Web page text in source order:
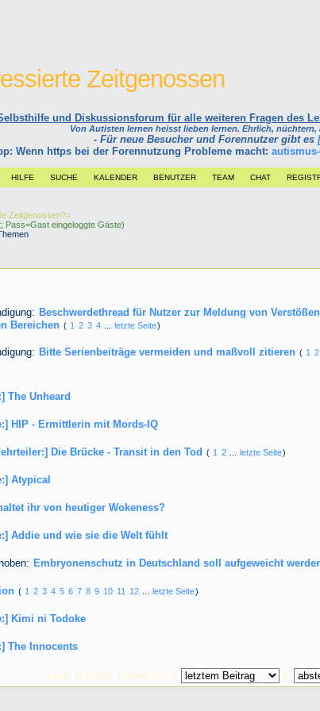
Zeitgenossen
und Diskussionsforum für alle weiteren Fragen des
Von Autisten lernen heisst lieben lernen. Ehrlich,
- Für neue Besucher und Forennutzer gibt es
Wenn https bei der Forennutzung Probleme macht:
HILFE SUCHE KALENDER BENUTZER TEAM CHAT
Zeitgenossen?=
Pass=Gast eingeloggte Gäste)
Beschwerdethread für Nutzer zur Meldung von
Bereichen ( 1 2 3 4 letzte Seite)
Bitte Serienbeiträge vermeiden und maßvoll zitieren ( 1 2
The Unheard
HIP - Ermittlerin mit Mords-IQ
Die Brücke - Transit in den Tod ( 1 2 letzte Seite)
Atypical
ihr von heutiger Wokeness?
Addie und wie sie die Welt fühlt
Embryonenschutz in Deutschland soll aufgeweicht
( 1 2 3 4 5 6 7 8 9 10 11 12 letzte Seite)
Kimi ni Todoke
The Innocents
Zeige Themen, sortiert nach: in